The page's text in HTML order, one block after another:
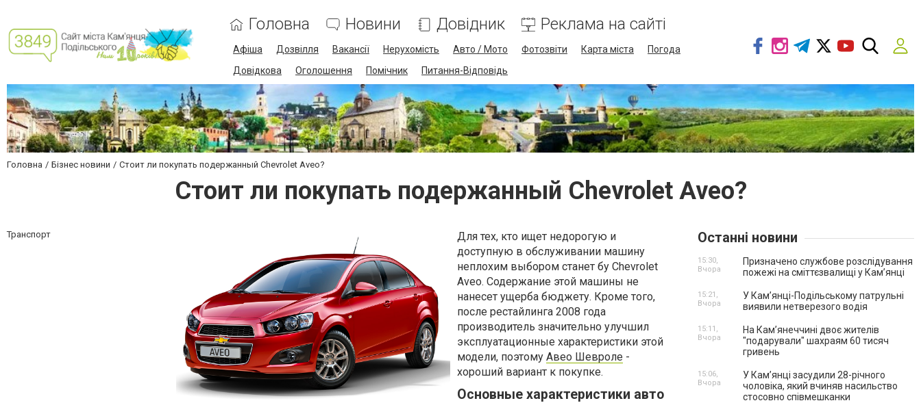
Головна Новини Довідник Реклама на сайті
Афіша Дозвілля Вакансії Нерухомість Авто / Мото Фотозвіти Карта міста
Погода
Довідкова
Оголошення Помічник Питання-Відповідь
Головна Бізнес новини Стоит ли покупать подержанный Chevrolet Aveo?
Стоит ли покупать подержанный Chevrolet Aveo?
Транспорт
Для тех, кто ищет недорогую и
доступную в обслуживании машину
неплохим выбором станет бу Chevrolet
Aveo. Содержание этой машины не
нанесет ущерба бюджету. Кроме того,
после рестайлинга 2008 года
производитель значительно улучшил
эксплуатационные характеристики этой
модели, поэтому Авео Шевроле -
хороший вариант к покупке.
Основные характеристики авто
Останні новини
Призначено службове розслідування
пожежі на сміттєзвалищі у Кам’янці
15:30,
Вчора
У Кам’янці-Подільському патрульні
виявили нетверезого водія
15:21,
Вчора
На Камʼянеччині двоє жителів
"подарували" шахраям 60 тисяч
гривень
15:11,
Вчора
У Камʼянці засудили 28-річного
чоловіка, який вчиняв насильство
стосовно співмешканки
15:06,
Вчора